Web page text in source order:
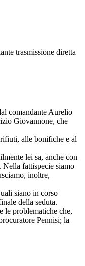
trasmissione diretta
comandante Aurelio
Giovannone, che
alle bonifiche e al
lei sa, anche con
Nella fattispecie siamo
inoltre,
siano in corso
della seduta.
le problematiche che,
Pennisi; la